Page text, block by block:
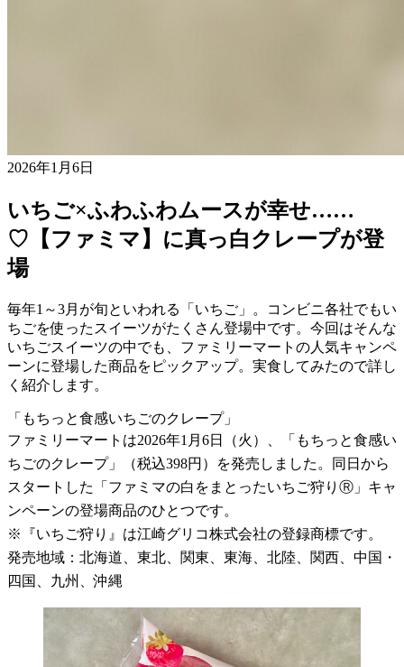
2026年1月6日
いちご×ふわふわムースが幸せ……
♡【ファミマ】に真っ白クレープが登
場
毎年1～3月が旬といわれる「いちご」。コンビニ各社でもい
ちごを使ったスイーツがたくさん登場中です。今回はそんな
いちごスイーツの中でも、ファミリーマートの人気キャンペ
ーンに登場した商品をピックアップ。実食してみたので詳し
く紹介します。
「もちっと食感いちごのクレープ」
ファミリーマートは2026年1月6日（火）、「もちっと食感い
ちごのクレープ」（税込398円）を発売しました。同日から
スタートした「ファミマの白をまとったいちご狩りⓇ」キャ
ンペーンの登場商品のひとつです。
※『いちご狩り』は江崎グリコ株式会社の登録商標です。
発売地域：北海道、東北、関東、東海、北陸、関西、中国・
四国、九州、沖縄